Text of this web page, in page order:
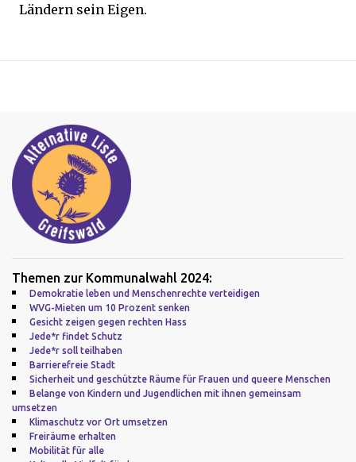
Ländern sein Eigen.
Themen zur Kommunalwahl 2024:
Demokratie leben und Menschenrechte verteidigen
WVG-Mieten um 10 Prozent senken
Gesicht zeigen gegen rechten Hass
Jede*r findet Schutz
Jede*r soll teilhaben
Barrierefreie Stadt
Sicherheit und geschützte Räume für Frauen und queere Menschen
Belange von Kindern und Jugendlichen mit ihnen gemeinsam
umsetzen
Klimaschutz vor Ort umsetzen
Freiräume erhalten
Mobilität für alle